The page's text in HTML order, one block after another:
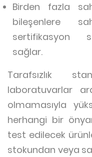
Birden fazla
bileşenlere
sertifikasyon
sağlar.
Tarafsızlık
laboratuvarlar
olmamasıyla
herhangi bir
test edilecek
stokundan veya